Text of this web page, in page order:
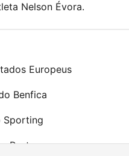
Nelson Évora.
Europeus
Benfica
Sporting
Porto